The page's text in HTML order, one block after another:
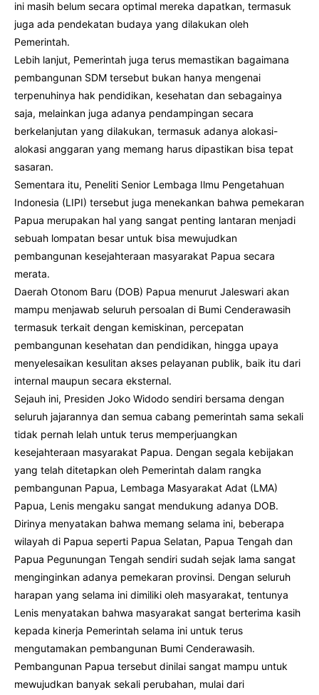
ini masih belum secara optimal mereka dapatkan, termasuk
juga ada pendekatan budaya yang dilakukan oleh
Pemerintah.
Lebih lanjut, Pemerintah juga terus memastikan bagaimana
pembangunan SDM tersebut bukan hanya mengenai
terpenuhinya hak pendidikan, kesehatan dan sebagainya
saja, melainkan juga adanya pendampingan secara
berkelanjutan yang dilakukan, termasuk adanya alokasi-
alokasi anggaran yang memang harus dipastikan bisa tepat
sasaran.
Sementara itu, Peneliti Senior Lembaga Ilmu Pengetahuan
Indonesia (LIPI) tersebut juga menekankan bahwa pemekaran
Papua merupakan hal yang sangat penting lantaran menjadi
sebuah lompatan besar untuk bisa mewujudkan
pembangunan kesejahteraan masyarakat Papua secara
merata.
Daerah Otonom Baru (DOB) Papua menurut Jaleswari akan
mampu menjawab seluruh persoalan di Bumi Cenderawasih
termasuk terkait dengan kemiskinan, percepatan
pembangunan kesehatan dan pendidikan, hingga upaya
menyelesaikan kesulitan akses pelayanan publik, baik itu dari
internal maupun secara eksternal.
Sejauh ini, Presiden Joko Widodo sendiri bersama dengan
seluruh jajarannya dan semua cabang pemerintah sama sekali
tidak pernah lelah untuk terus memperjuangkan
kesejahteraan masyarakat Papua. Dengan segala kebijakan
yang telah ditetapkan oleh Pemerintah dalam rangka
pembangunan Papua, Lembaga Masyarakat Adat (LMA)
Papua, Lenis mengaku sangat mendukung adanya DOB.
Dirinya menyatakan bahwa memang selama ini, beberapa
wilayah di Papua seperti Papua Selatan, Papua Tengah dan
Papua Pegunungan Tengah sendiri sudah sejak lama sangat
menginginkan adanya pemekaran provinsi. Dengan seluruh
harapan yang selama ini dimiliki oleh masyarakat, tentunya
Lenis menyatakan bahwa masyarakat sangat berterima kasih
kepada kinerja Pemerintah selama ini untuk terus
mengutamakan pembangunan Bumi Cenderawasih.
Pembangunan Papua tersebut dinilai sangat mampu untuk
mewujudkan banyak sekali perubahan, mulai dari